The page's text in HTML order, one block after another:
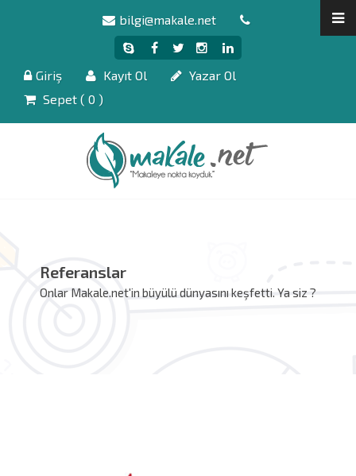
bilgi@makale.net
Giriş Kayıt Ol
Yazar Ol
Sepet ( 0 )
Referanslar
Onlar Makale.net'in büyülü dünyasını keşfetti. Ya siz ?